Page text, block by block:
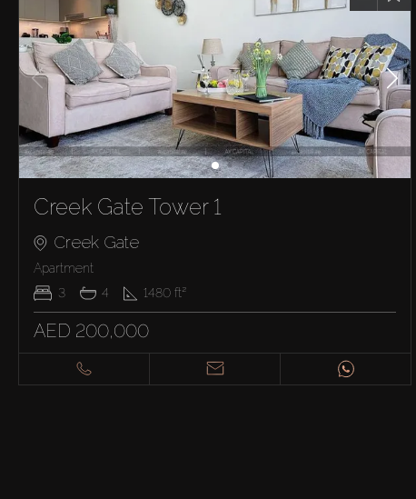
Creek Gate Tower 1
Creek Gate
Apartment
3
4 1480 ft²
AED 200,000